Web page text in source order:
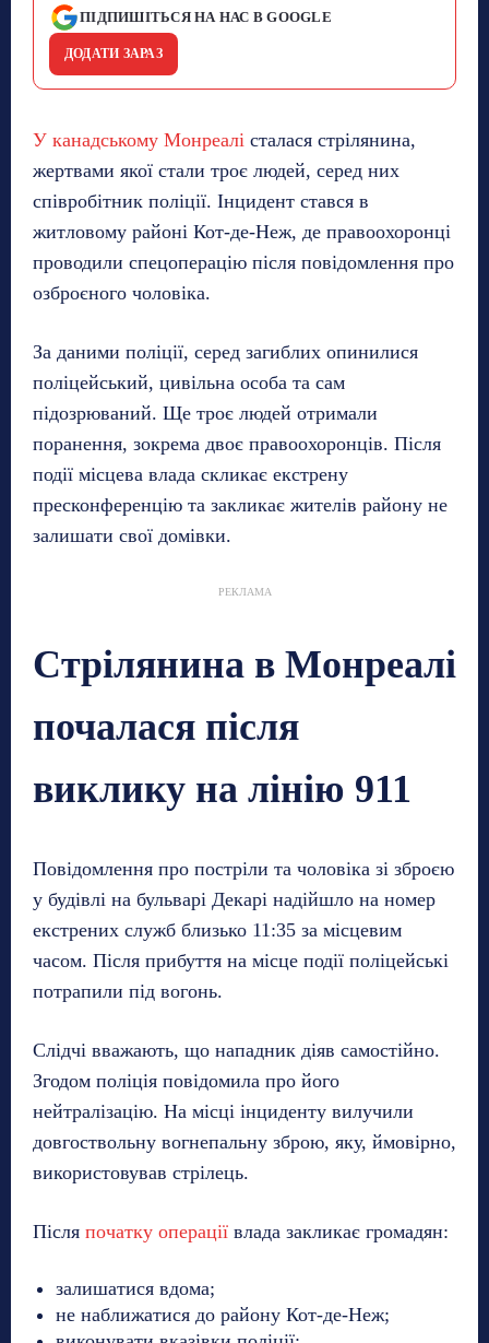
ПІДПИШІТЬСЯ НА НАС В GOOGLE
ДОДАТИ ЗАРАЗ
У канадському Монреалі сталася стрілянина,
жертвами якої стали троє людей, серед них
співробітник поліції. Інцидент стався в
житловому районі Кот-де-Неж, де правоохоронці
проводили спецоперацію після повідомлення про
озброєного чоловіка.
За даними поліції, серед загиблих опинилися
поліцейський, цивільна особа та сам
підозрюваний. Ще троє людей отримали
поранення, зокрема двоє правоохоронців. Після
події місцева влада скликає екстрену
пресконференцію та закликає жителів району не
залишати свої домівки.
РЕКЛАМА
Стрілянина в Монреалі
почалася після
виклику на лінію 911
Повідомлення про постріли та чоловіка зі зброєю
у будівлі на бульварі Декарі надійшло на номер
екстрених служб близько 11:35 за місцевим
часом. Після прибуття на місце події поліцейські
потрапили під вогонь.
Слідчі вважають, що нападник діяв самостійно.
Згодом поліція повідомила про його
нейтралізацію. На місці інциденту вилучили
довгоствольну вогнепальну зброю, яку, ймовірно,
використовував стрілець.
Після початку операції влада закликає громадян:
залишатися вдома;
не наближатися до району Кот-де-Неж;